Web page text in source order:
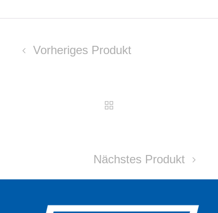
Vorheriges Produkt
Nächstes Produkt